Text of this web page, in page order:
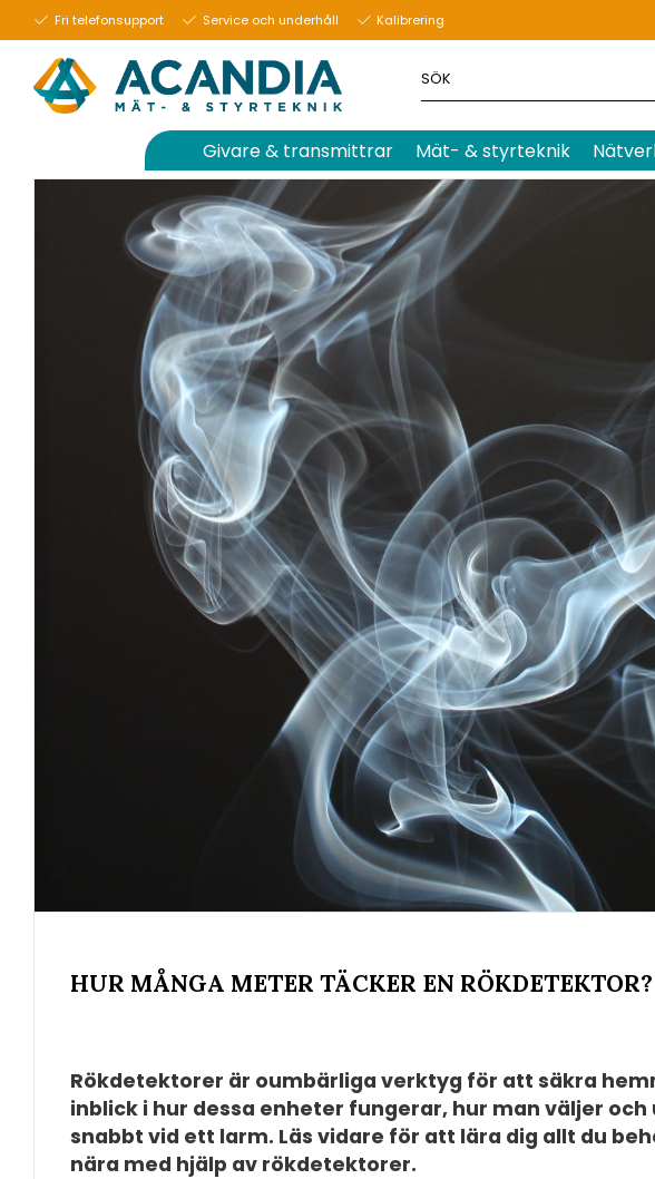
Fri telefonsupport Service och underhåll Kalibrering
Givare & transmittrar Mät- & styrteknik
HUR MÅNGA METER TÄCKER EN RÖKDETEKTOR?
Rökdetektorer är oumbärliga verktyg för att säkra
inblick i hur dessa enheter fungerar, hur man väljer
snabbt vid ett larm. Läs vidare för att lära dig allt du
nära med hjälp av rökdetektorer.